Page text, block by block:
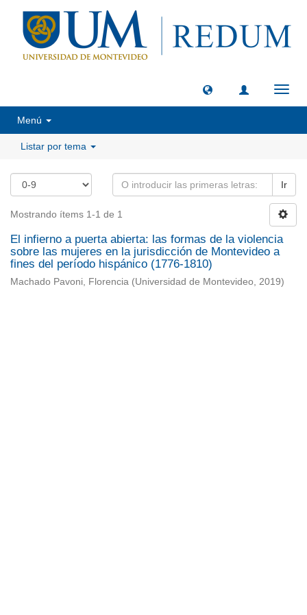
Menú
Listar por tema
Ir
Mostrando ítems 1-1 de 1
El infierno a puerta abierta: las formas de la violencia
sobre las mujeres en la jurisdicción de Montevideo a
fines del período hispánico (1776-1810)
Machado Pavoni, Florencia (Universidad de Montevideo, 2019)